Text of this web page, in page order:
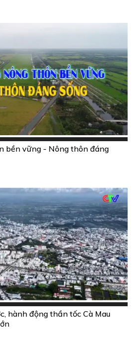
bền vững - Nông thôn đáng
hành động thần tốc Cà Mau